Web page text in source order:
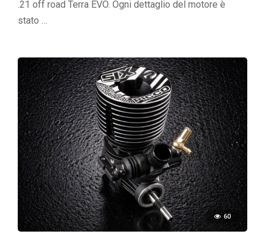
.21 off road Terra EVO. Ogni dettaglio del motore è
stato …
60